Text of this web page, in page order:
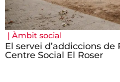
| Àmbit social
El servei d’addiccions de
Centre Social El Roser